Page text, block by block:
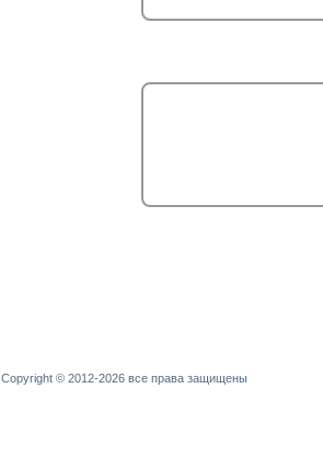
Copyright © 2012-2026 все права защищены